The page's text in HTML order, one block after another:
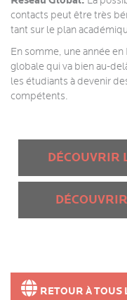
contacts peut être très
tant sur le plan
En somme, une année
globale qui va bien au-
les étudiants à devenir
compétents.
DÉCOUVRIR
RETOUR À TOUS